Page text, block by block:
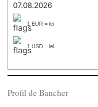
07.08.2026
1 EUR = lei
1 USD = lei
Profil de Bancher